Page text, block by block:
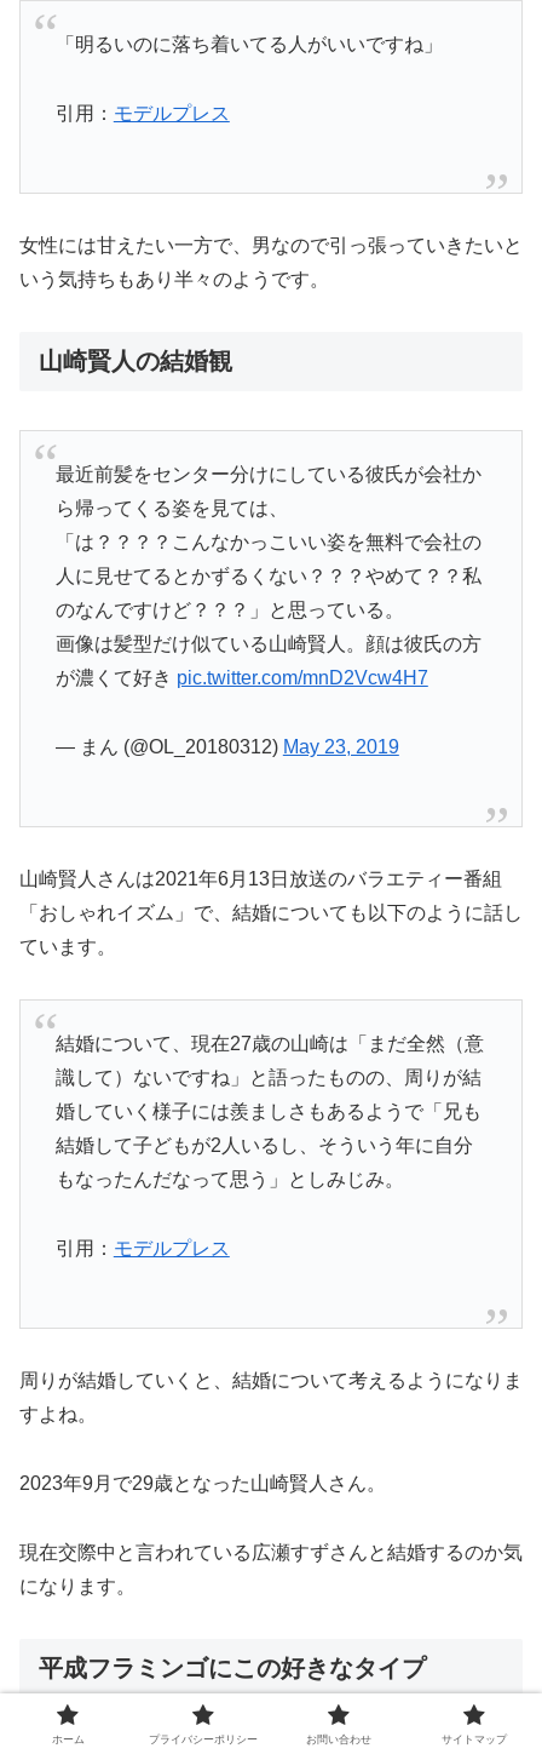
「明るいのに落ち着いてる人がいいですね」
引用： モデルプレス
女性には甘えたい一方で、男なので引っ張っていきたいと
いう気持ちもあり半々のようです。
山崎賢人の結婚観
最近前髪をセンター分けにしている彼氏が会社か
ら帰ってくる姿を見ては、
「は？？？？こんなかっこいい姿を無料で会社の
人に見せてるとかずるくない？？？やめて？？私
のなんですけど？？？」と思っている。
画像は髪型だけ似ている山崎賢人。顔は彼氏の方
が濃くて好き pic.twitter.com/mnD2Vcw4H7
— まん (@OL_20180312) May 23, 2019
山崎賢人さんは2021年6月13日放送のバラエティー番組
「おしゃれイズム」で、結婚についても以下のように話し
ています。
結婚について、現在27歳の山崎は「まだ全然（意
識して）ないですね」と語ったものの、周りが結
婚していく様子には羨ましさもあるようで「兄も
結婚して子どもが2人いるし、そういう年に自分
もなったんだなって思う」としみじみ。
引用： モデルプレス
周りが結婚していくと、結婚について考えるようになりま
すよね。
2023年9月で29歳となった山崎賢人さん。
現在交際中と言われている広瀬すずさんと結婚するのか気
になります。
平成フラミンゴにこの好きなタイプ
ホーム プライバシーポリシー お問い合わせ サイトマップ